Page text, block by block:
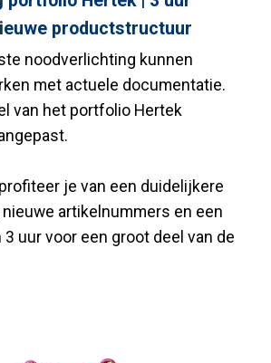
productstructuur
noodverlichting kunnen
met actuele documentatie.
van het portfolio Hertek
je van een duidelijkere
artikelnummers en een
uur voor een groot deel van de